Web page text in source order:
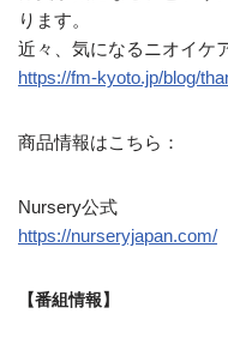
ります。
近々、気になるニオイケ
https://fm-kyoto.jp/blog/
商品情報はこちら：
Nursery公式
https://nurseryjapan.com/
【番組情報】